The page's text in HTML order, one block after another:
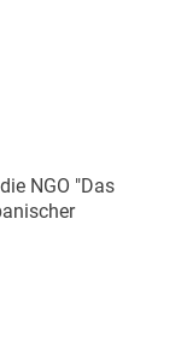
NGO "Das